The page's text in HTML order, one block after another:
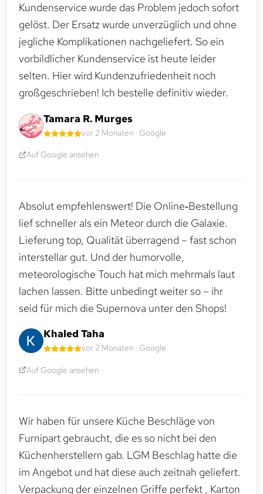
Kundenservice wurde das Problem jedoch sofort
gelöst. Der Ersatz wurde unverzüglich und ohne
jegliche Komplikationen nachgeliefert. So ein
vorbildlicher Kundenservice ist heute leider
selten. Hier wird Kundenzufriedenheit noch
großgeschrieben! Ich bestelle definitiv wieder.
Tamara R. Murges
vor 2 Monaten · Google
Auf Google ansehen
Absolut empfehlenswert! Die Online‑Bestellung
lief schneller als ein Meteor durch die Galaxie.
Lieferung top, Qualität überragend – fast schon
interstellar gut. Und der humorvolle,
meteorologische Touch hat mich mehrmals laut
lachen lassen. Bitte unbedingt weiter so – ihr
seid für mich die Supernova unter den Shops!
Khaled Taha
vor 2 Monaten · Google
Auf Google ansehen
Wir haben für unsere Küche Beschläge von
Furnipart gebraucht, die es so nicht bei den
Küchenherstellern gab. LGM Beschlag hatte die
im Angebot und hat diese auch zeitnah geliefert.
Verpackung der einzelnen Griffe perfekt , Karton